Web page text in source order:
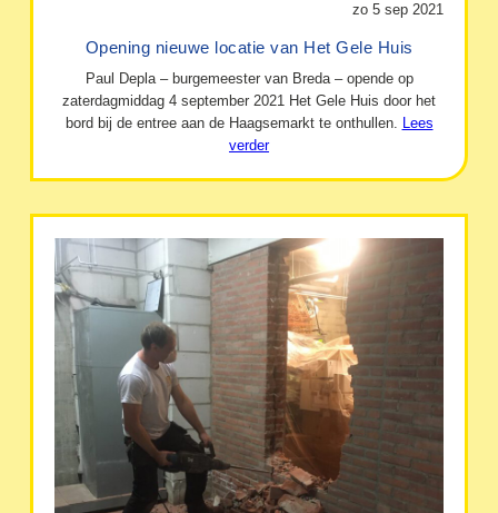
zo 5 sep 2021
Opening nieuwe locatie van Het Gele Huis
Paul Depla – burgemeester van Breda – opende op
zaterdagmiddag 4 september 2021 Het Gele Huis door het
bord bij de entree aan de Haagsemarkt te onthullen. Lees
verder